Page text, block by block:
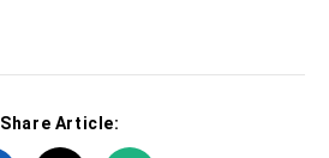
Share Article: